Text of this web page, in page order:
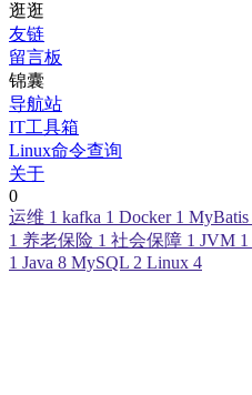
逛逛
友链
留言板
锦囊
导航站
IT工具箱
Linux命令查询
关于
0
运维 1 kafka 1 Docker 1 MyBatis
1 养老保险 1 社会保障 1 JVM 1
1 Java 8 MySQL 2 Linux 4